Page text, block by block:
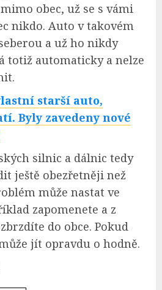
obec, už se s vámi
nikdo. Auto v takovém
a už ho nikdy
totiž automaticky a nelze
starší auto,
Byly zavedeny nové
silnic a dálnic tedy
ještě obezřetněji než
může nastat ve
zapomenete a z
do obce. Pokud
jít opravdu o hodně.